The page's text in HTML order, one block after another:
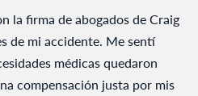
la firma de abogados de Craig
de mi accidente. Me sentí
médicas quedaron
compensación justa por mis